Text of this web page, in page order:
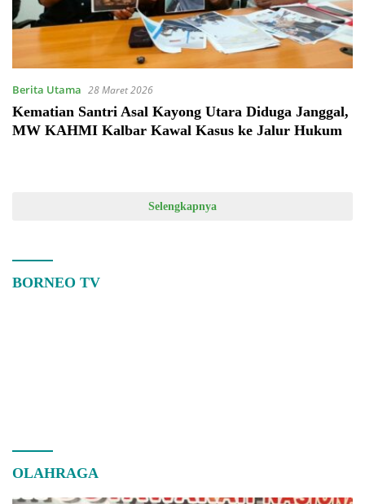
Berita Utama 28 Maret 2026
Kematian Santri Asal Kayong Utara Diduga Janggal,
MW KAHMI Kalbar Kawal Kasus ke Jalur Hukum
Selengkapnya
BORNEO TV
OLAHRAGA